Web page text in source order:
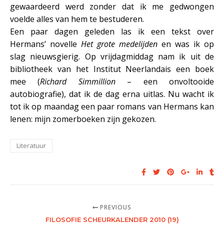
gewaardeerd werd zonder dat ik me gedwongen
voelde alles van hem te bestuderen.
Een paar dagen geleden las ik een tekst over
Hermans’ novelle Het grote medelijden en was ik op
slag nieuwsgierig. Op vrijdagmiddag nam ik uit de
bibliotheek van het Institut Neerlandais een boek
mee (Richard Simmillion– een onvoltooide
autobiografie), dat ik de dag erna uitlas. Nu wacht ik
tot ik op maandag een paar romans van Hermans kan
lenen: mijn zomerboeken zijn gekozen.
Literatuur
PREVIOUS
FILOSOFIE SCHEURKALENDER 2010 (19)